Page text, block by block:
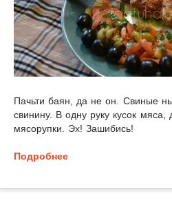
Пачьти баян, да не он. Свиные
свинину. В одну руку кусок мяса,
мясорупки. Эх! Зашибись!
Подробнее